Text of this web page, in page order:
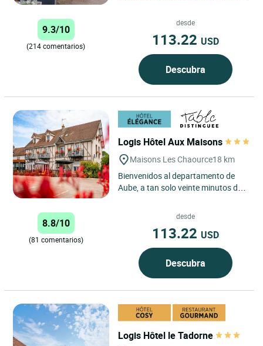
en familia a las puertas de
9.3/10
(214 comentarios)
desde
113.22 USD
Descubra
Logis Hôtel Aux Maisons
Maisons Les Chaource18 km
Bienvenidos al departamento de
Aube, a tan solo veinte minutos de
preservado, el equipo...
8.8/10
(81 comentarios)
desde
113.22 USD
Descubra
Logis Hôtel le Tadorne